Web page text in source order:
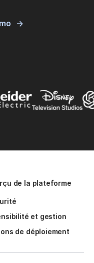
de la plateforme
et gestion
de déploiement